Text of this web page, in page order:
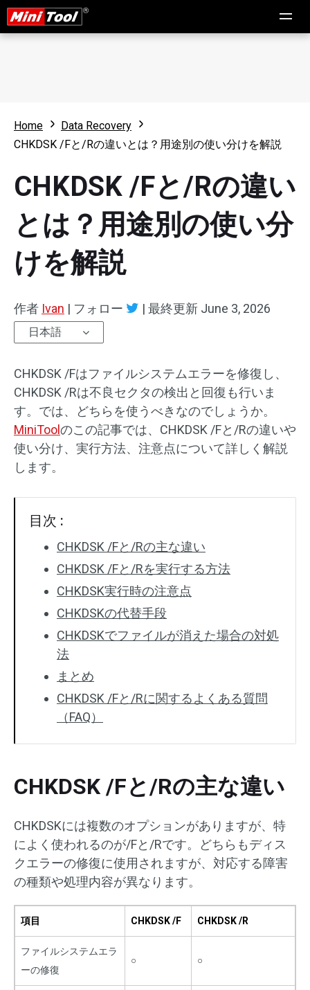
Home
Data Recovery
CHKDSK /Fと/Rの違いとは？用途別の使い分けを解説
CHKDSK /Fと/Rの違い
とは？用途別の使い分
けを解説
作者 Ivan | フォロー | 最終更新 June 3, 2026
日本語
CHKDSK /Fはファイルシステムエラーを修復し、
CHKDSK /Rは不良セクタの検出と回復も行いま
す。では、どちらを使うべきなのでしょうか。
MiniToolのこの記事では、CHKDSK /Fと/Rの違いや
使い分け、実行方法、注意点について詳しく解説
します。
目次 :
CHKDSK /Fと/Rの主な違い
CHKDSK /Fと/Rを実行する方法
CHKDSK実行時の注意点
CHKDSKの代替手段
CHKDSKでファイルが消えた場合の対処
法
まとめ
CHKDSK /Fと/Rに関するよくある質問
（FAQ）
CHKDSK /Fと/Rの主な違い
CHKDSKには複数のオプションがありますが、特
によく使われるのが/Fと/Rです。どちらもディス
クエラーの修復に使用されますが、対応する障害
の種類や処理内容が異なります。
項目 CHKDSK /F CHKDSK /R
ファイルシステムエラ
ーの修復
○ ○